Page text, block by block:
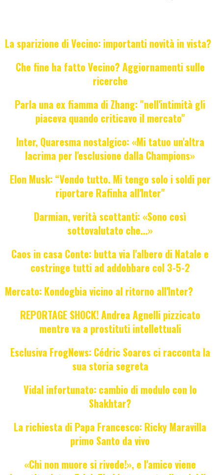
La sparizione di Vecino: importanti novità in vista?
Che fine ha fatto Vecino? Aggiornamenti sulle
ricerche
Parla una ex fiamma di Zhang: "nell'intimità gli
piaceva quando criticavo il mercato"
Inter, Quaresma nostalgico: «Mi tatuo un'altra
lacrima per l'esclusione dalla Champions»
Elon Musk: “Vendo tutto. Mi tengo solo i soldi per
riportare Rafinha all'Inter"
Darmian, verità scottanti: «Sono così
sottovalutato che...»
Caos in casa Conte: butta via l'albero di Natale e
costringe tutti ad addobbare col 3-5-2
Mercato: Kondogbia vicino al ritorno all'Inter?
REPORTAGE SHOCK! Andrea Agnelli pizzicato
mentre va a prostituti intellettuali
Esclusiva FrogNews: Cédric Soares ci racconta la
sua storia segreta
Vidal infortunato: cambio di modulo con lo
Shakhtar?
La richiesta di Papa Francesco: Ricky Maravilla
primo Santo da vivo
«Chi non muore si rivede!», e l'amico viene